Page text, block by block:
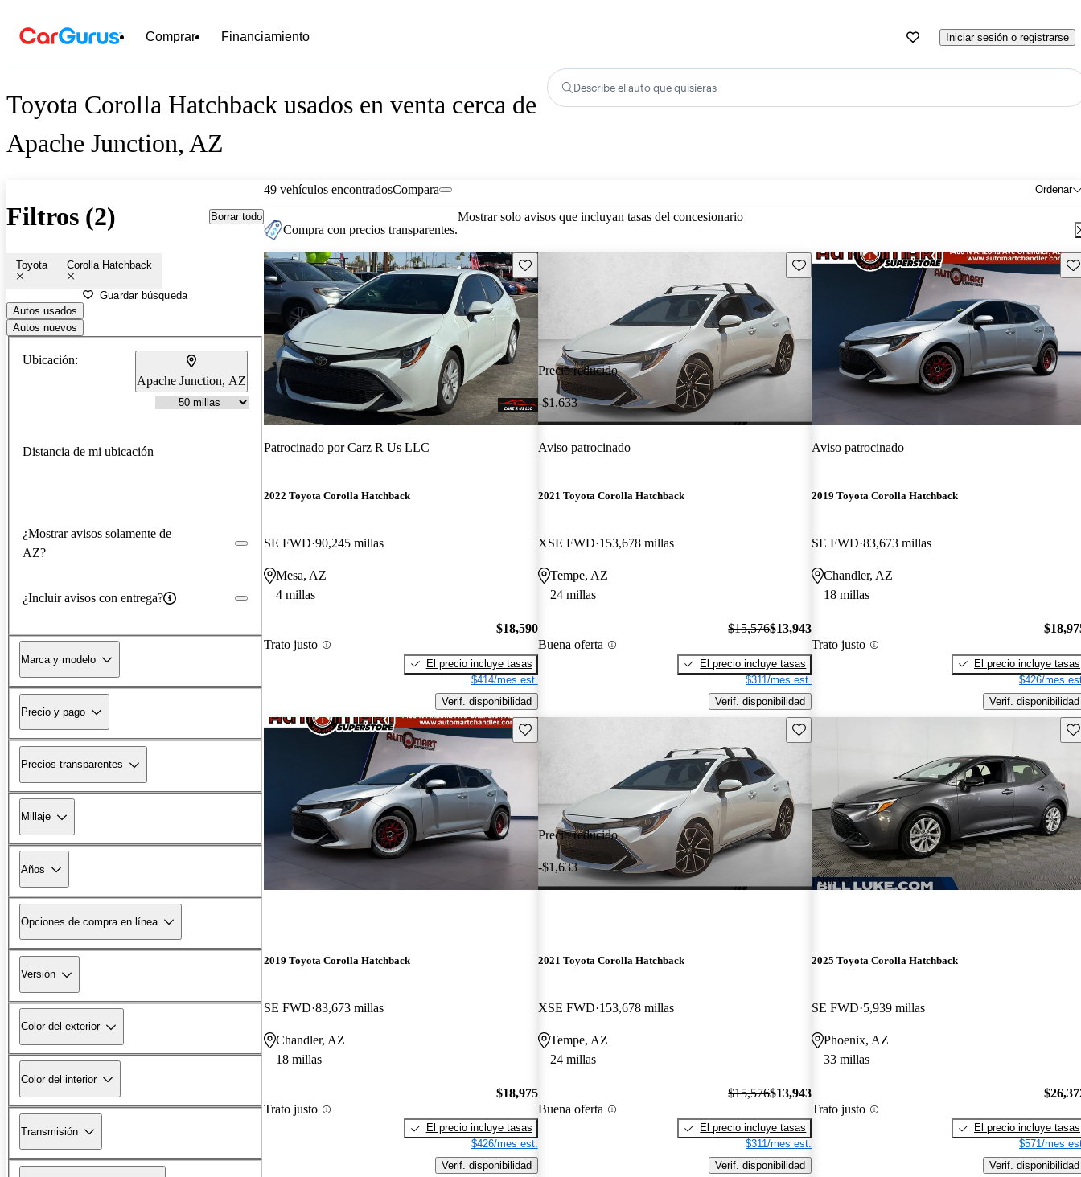
Comprar Financiamiento Iniciar sesión o registrarse
Toyota Corolla Hatchback usados en venta cerca de
Apache Junction, AZ
Describe el auto que quisieras
Filtros (2) Borrar todo
Toyota Corolla Hatchback
Guardar búsqueda
Autos usados
Autos nuevos
Ubicación:
Apache Junction, AZ
Distancia de mi ubicación
¿Mostrar avisos solamente de
AZ?
¿Incluir avisos con entrega?
Marca y modelo
Precio y pago
Precios transparentes
Millaje
Años
Opciones de compra en línea
Versión
Color del exterior
Color del interior
Transmisión
49 vehículos encontrados Ordenar
Compara
Compra con precios transparentes.
Mostrar solo avisos que incluyan tasas del concesionario
Guarda este Aviso
Patrocinado porCarz R Us LLC
2022 Toyota Corolla Hatchback
SE FWD 90,245 millas
Mesa, AZ
4 millas
Trato justo
$18,590
El precio incluye tasas
$414/mes est.
Verif. disponibilidad
Precio reducido
-$1,633
Guarda este Aviso
Aviso patrocinado
2021 Toyota Corolla Hatchback
XSE FWD 153,678 millas
Tempe, AZ
24 millas
Buena oferta
$15,576$13,943
El precio incluye tasas
$311/mes est.
Verif. disponibilidad
Aviso patrocinado
2019 Toyota Corolla Hatchback
SE FWD 83,673 millas
Chandler, AZ
18 millas
Trato justo
El precio incluye tasas
$426/mes
Verif. disponibilidad
Guarda este Aviso
2019 Toyota Corolla Hatchback
SE FWD 83,673 millas
Chandler, AZ
18 millas
Trato justo
$18,975
El precio incluye tasas
$426/mes est.
Verif. disponibilidad
Precio reducido
-$1,633
Guarda este Aviso
2021 Toyota Corolla Hatchback
XSE FWD 153,678 millas
Tempe, AZ
24 millas
Buena oferta
$15,576$13,943
El precio incluye tasas
$311/mes est.
Verif. disponibilidad
¡Nuevo!
2025 Toyota Corolla Hatchback
SE FWD 5,939 millas
Phoenix, AZ
33 millas
Trato justo
El precio incluye tasas
$571/mes
Verif. disponibilidad